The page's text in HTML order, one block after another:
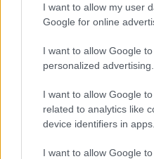
I want to allow my user
Google for online
I want to allow Google
personalized advertising.
I want to allow Google
related to analytics like
device identifiers in apps.
I want to allow Google